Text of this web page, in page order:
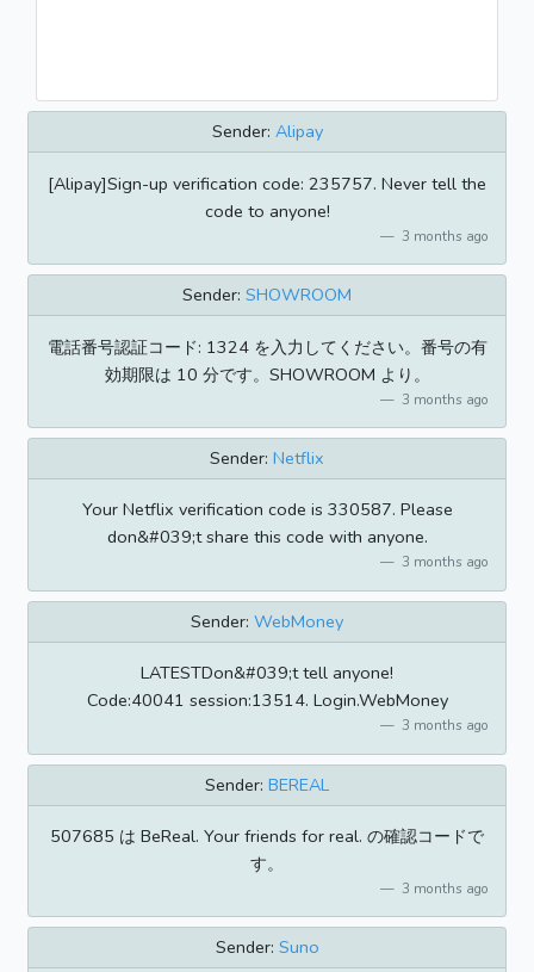
Sender: Alipay
[Alipay]Sign-up verification code: 235757. Never tell the
code to anyone!
3 months ago
Sender: SHOWROOM
電話番号認証コード: 1324 を入力してください。番号の有
効期限は 10 分です。SHOWROOM より。
3 months ago
Sender: Netflix
Your Netflix verification code is 330587. Please
don&#039;t share this code with anyone.
3 months ago
Sender: WebMoney
LATESTDon&#039;t tell anyone!
Code:40041 session:13514. Login.WebMoney
3 months ago
Sender: BEREAL
507685 は BeReal. Your friends for real. の確認コードで
す。
3 months ago
Sender: Suno